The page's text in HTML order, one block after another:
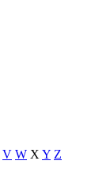
V W X Y Z